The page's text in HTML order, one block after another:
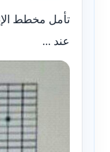
تأمل مخطط
عند ...